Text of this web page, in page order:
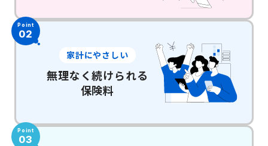
Point
02
家計にやさしい
無理なく続けられる
保険料
Point
03